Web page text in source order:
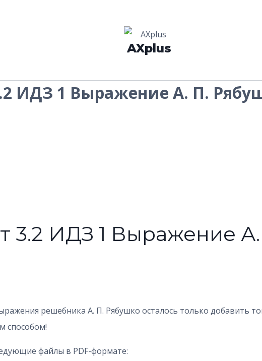
AXplus
ИДЗ 1 Выражение А. П.
3.2 ИДЗ 1 Выражение
решебника А. П. Рябушко осталось только добавить
способом!
файлы в PDF-формате: